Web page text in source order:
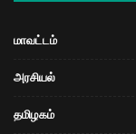
மாவட்டம்
அரசியல்
தமிழகம்